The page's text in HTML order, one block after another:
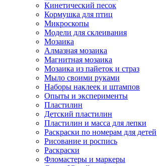
Кинетический песок
Кормушка для птиц
Микроскопы
Модели для склеивания
Мозаика
Алмазная мозаика
Магнитная мозаика
Мозаика из пайеток и страз
Мыло своими руками
Наборы наклеек и штампов
Опыты и эксперименты
Пластилин
Детский пластилин
Пластилин и масса для лепки
Раскраски по номерам для детей
Рисование и роспись
Раскраски
Фломастеры и маркеры